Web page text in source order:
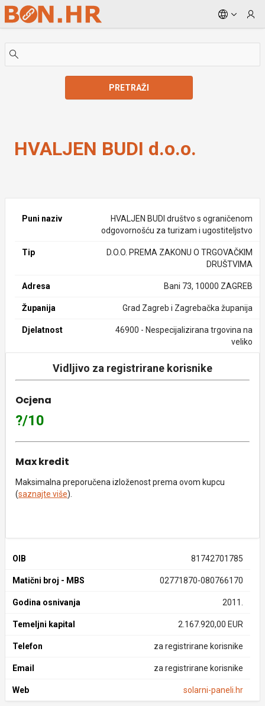
Skip to Main Content
PRETRAŽI
HVALJEN BUDI d.o.o.
Puni naziv
HVALJEN BUDI društvo s ograničenom
odgovornošću za turizam i ugostiteljstvo
Tip
D.O.O. PREMA ZAKONU O TRGOVAČKIM
DRUŠTVIMA
Adresa Bani 73, 10000 ZAGREB
Županija Grad Zagreb i Zagrebačka županija
Djelatnost
46900 - Nespecijalizirana trgovina na
veliko
Vidljivo za registrirane korisnike
Ocjena
?/10
Max kredit
Maksimalna preporučena izloženost prema ovom kupcu
(saznajte više).
OIB 81742701785
Matični broj - MBS 02771870-080766170
Godina osnivanja 2011.
Temeljni kapital 2.167.920,00 EUR
Telefon za registrirane korisnike
Email za registrirane korisnike
Web solarni-paneli.hr